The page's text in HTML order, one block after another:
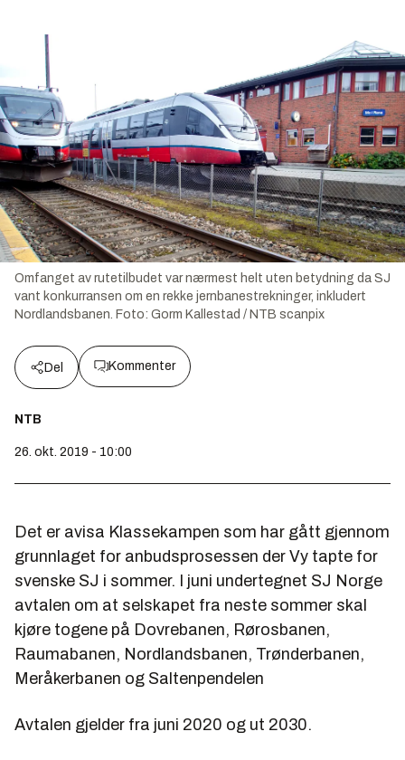
Omfanget av rutetilbudet var nærmest helt uten betydning da SJ
vant konkurransen om en rekke jernbanestrekninger, inkludert
Nordlandsbanen. Foto: Gorm Kallestad / NTB scanpix
Del Kommenter
NTB
26. okt. 2019 - 10:00
Det er avisa Klassekampen som har gått gjennom
grunnlaget for anbudsprosessen der Vy tapte for
svenske SJ i sommer. I juni undertegnet SJ Norge
avtalen om at selskapet fra neste sommer skal
kjøre togene på Dovrebanen, Rørosbanen,
Raumabanen, Nordlandsbanen, Trønderbanen,
Meråkerbanen og Saltenpendelen
Avtalen gjelder fra juni 2020 og ut 2030.